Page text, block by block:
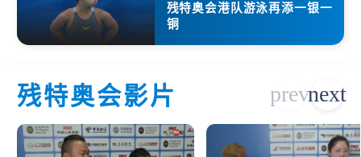
残特奥会港队游泳再添一银一
铜
残特奥会影片